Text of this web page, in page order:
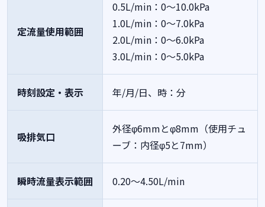
定流量使用範囲
0.5L/min：0～10.0kPa
1.0L/min：0～7.0kPa
2.0L/min：0～6.0kPa
3.0L/min：0～5.0kPa
時刻設定・表示 年/月/日、時：分
吸排気口
外径φ6mmとφ8mm（使用チュ
ーブ：内径φ5と7mm）
瞬時流量表示範囲 0.20～4.50L/min